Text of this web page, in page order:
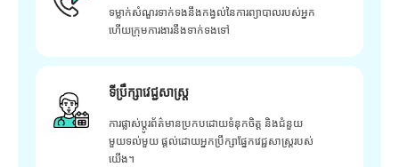
ទម្លាក់សំណួរទាក់ទងនឹងកង្វល់នៃការព្យាបាលរបស់អ្នក
ហើយក្រុមការងារនឹងទាក់ទងទៅ
ទីប្រឹក្សាវេជ្ជសាស្ត្រ
ការផ្លាស់ប្តូរព័ត៌មានប្រកបដោយទំនុកចិត្ត និងជំនួយ
មួយទល់មួយ ផ្តល់ដោយអ្នកប្រឹក្សាផ្នែកវេជ្ជសាស្រ្តរបស់
យើង។